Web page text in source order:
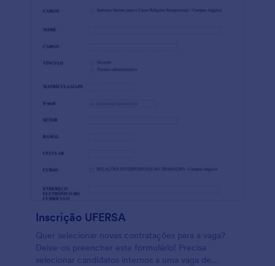
Inscrição UFERSA
Quer selecionar novas contratações para a vaga?
Deixe-os preencher este formulário! Precisa
selecionar candidatos internos a uma vaga de